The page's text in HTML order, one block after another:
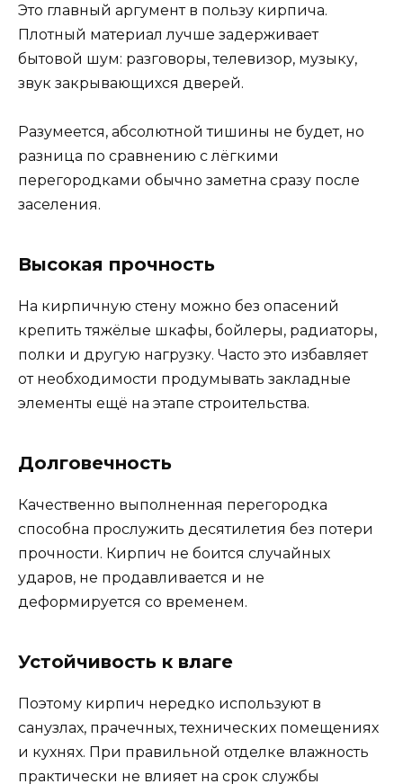
Это главный аргумент в пользу кирпича.
Плотный материал лучше задерживает
бытовой шум: разговоры, телевизор, музыку,
звук закрывающихся дверей.
Разумеется, абсолютной тишины не будет, но
разница по сравнению с лёгкими
перегородками обычно заметна сразу после
заселения.
Высокая прочность
На кирпичную стену можно без опасений
крепить тяжёлые шкафы, бойлеры, радиаторы,
полки и другую нагрузку. Часто это избавляет
от необходимости продумывать закладные
элементы ещё на этапе строительства.
Долговечность
Качественно выполненная перегородка
способна прослужить десятилетия без потери
прочности. Кирпич не боится случайных
ударов, не продавливается и не
деформируется со временем.
Устойчивость к влаге
Поэтому кирпич нередко используют в
санузлах, прачечных, технических помещениях
и кухнях. При правильной отделке влажность
практически не влияет на срок службы